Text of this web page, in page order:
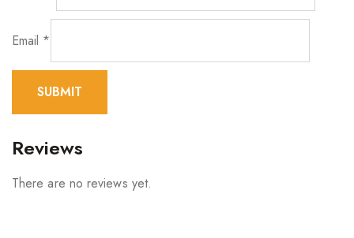
Email *
Reviews
There are no reviews yet.